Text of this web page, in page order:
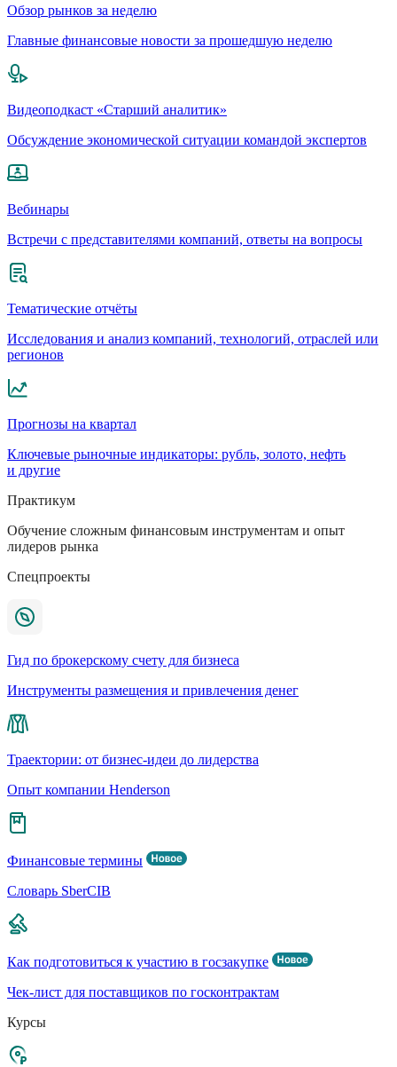
Обзор рынков за неделю
Главные финансовые новости за прошедшую неделю
Видеоподкаст «Старший аналитик»
Обсуждение экономической ситуации командой экспертов
Вебинары
Встречи с представителями компаний, ответы на вопросы
Тематические отчёты
Исследования и анализ компаний, технологий, отраслей или
регионов
Прогнозы на квартал
Ключевые рыночные индикаторы: рубль, золото, нефть
и другие
Практикум
Обучение сложным финансовым инструментам и опыт
лидеров рынка
Спецпроекты
Гид по брокерскому счету для бизнеса
Инструменты размещения и привлечения денег
Траектории: от бизнес-идеи до лидерства
Опыт компании Henderson
Финансовые термины
Словарь SberCIB
Как подготовиться к участию в госзакупке
Чек-лист для поставщиков по госконтрактам
Курсы